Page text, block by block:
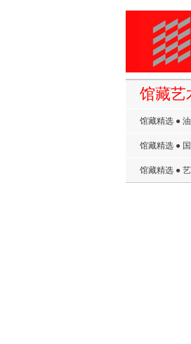
馆藏艺
馆藏精选 ●
馆藏精选 ●
馆藏精选 ●